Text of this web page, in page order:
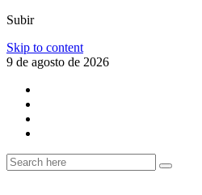
Subir
Skip to content
9 de agosto de 2026